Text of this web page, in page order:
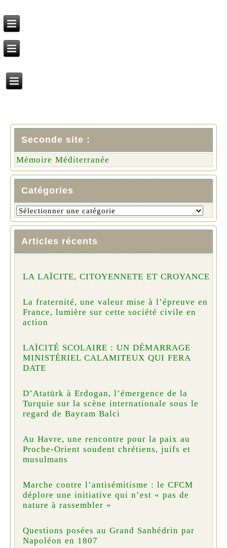
Seconde site :
Mémoire Méditerranée
Catégories
Articles récents
LA LAÏCITE, CITOYENNETE ET CROYANCE
La fraternité, une valeur mise à l’épreuve en
France, lumière sur cette société civile en
action
LAÏCITÉ SCOLAIRE : UN DÉMARRAGE
MINISTÉRIEL CALAMITEUX QUI FERA
DATE
D’Atatürk à Erdogan, l’émergence de la
Turquie sur la scène internationale sous le
regard de Bayram Balci
Au Havre, une rencontre pour la paix au
Proche-Orient soudent chrétiens, juifs et
musulmans
Marche contre l’antisémitisme : le CFCM
déplore une initiative qui n’est « pas de
nature à rassembler »
Questions posées au Grand Sanhédrin par
Napoléon en 1807